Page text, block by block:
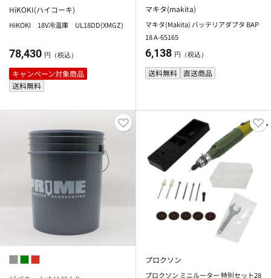
HiKOKI(ハイコーキ)
HiKOKI 18V冷温庫 UL18DD(XMGZ)
78,430 円（税込）
キャンペーン対象商品
送料無料
マキタ(makita)
マキタ(Makita) バッテリアダプタ BAP
18 A-65165
6,138 円（税込）
送料無料 直送商品
プロクソン
プロクソン ミニルーター 特別セット28